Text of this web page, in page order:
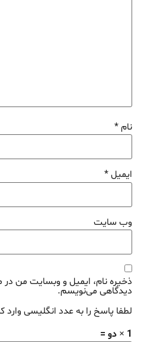
نام*
ایمیل*
وب‌ سایت
ذخیره نام، ایمیل و وبسایت من در
دیدگاهی می‌نویسم.
لطفا پاسخ را به عدد انگلیسی وارد
1 × دو =